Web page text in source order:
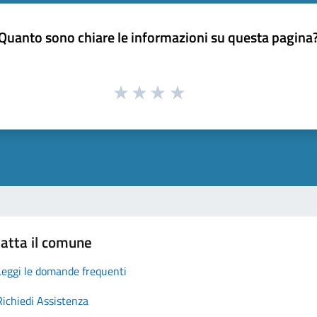
sono chiare le informazioni su questa
il comune
le domande frequenti
Assistenza